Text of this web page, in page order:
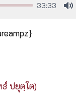
33:33
ธ์ ปยุตฺโต)